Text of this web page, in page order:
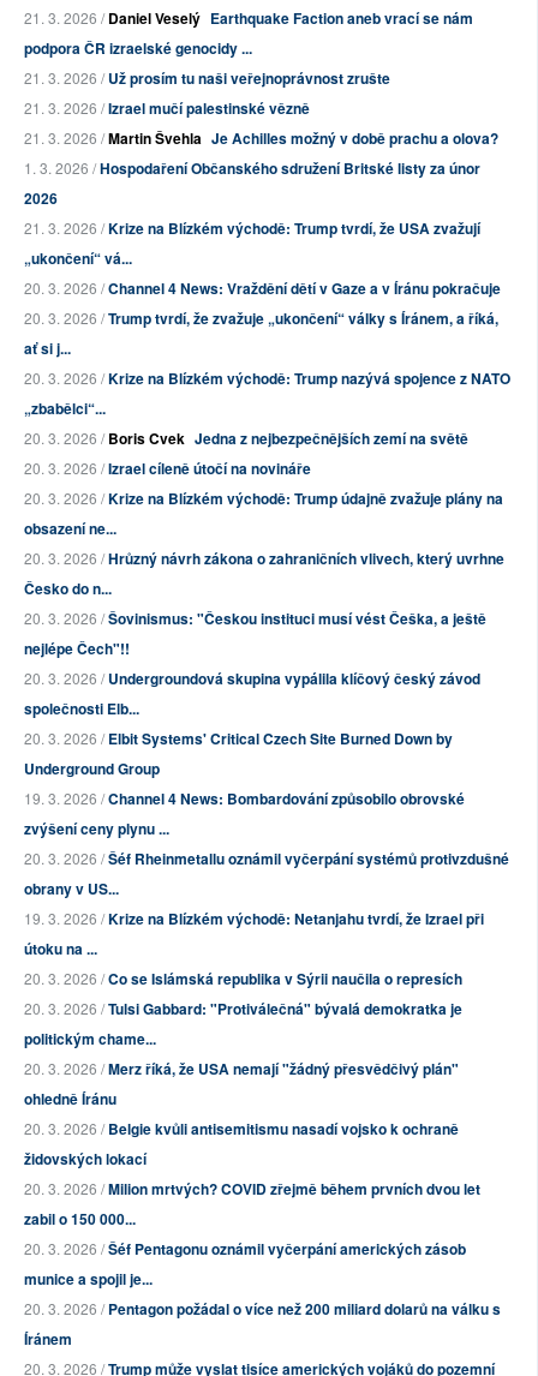
21. 3. 2026 /Daniel Veselý Earthquake Faction aneb vrací se nám
podpora ČR izraelské genocidy ...
21. 3. 2026 /Už prosím tu naši veřejnoprávnost zrušte
21. 3. 2026 /Izrael mučí palestinské vězně
21. 3. 2026 /Martin Švehla Je Achilles možný v době prachu a olova?
1. 3. 2026 /Hospodaření Občanského sdružení Britské listy za únor
2026
21. 3. 2026 /Krize na Blízkém východě: Trump tvrdí, že USA zvažují
„ukončení“ vá...
20. 3. 2026 /Channel 4 News: Vraždění dětí v Gaze a v Íránu pokračuje
20. 3. 2026 /Trump tvrdí, že zvažuje „ukončení“ války s Íránem, a říká,
ať si j...
20. 3. 2026 /Krize na Blízkém východě: Trump nazývá spojence z NATO
„zbabělci“...
20. 3. 2026 /Boris Cvek Jedna z nejbezpečnějších zemí na světě
20. 3. 2026 /Izrael cíleně útočí na novináře
20. 3. 2026 /Krize na Blízkém východě: Trump údajně zvažuje plány na
obsazení ne...
20. 3. 2026 /Hrůzný návrh zákona o zahraničních vlivech, který uvrhne
Česko do n...
20. 3. 2026 /Šovinismus: "Českou instituci musí vést Češka, a ještě
nejlépe Čech"!!
20. 3. 2026 /Undergroundová skupina vypálila klíčový český závod
společnosti Elb...
20. 3. 2026 /Elbit Systems' Critical Czech Site Burned Down by
Underground Group
19. 3. 2026 /Channel 4 News: Bombardování způsobilo obrovské
zvýšení ceny plynu ...
20. 3. 2026 /Šéf Rheinmetallu oznámil vyčerpání systémů protivzdušné
obrany v US...
19. 3. 2026 /Krize na Blízkém východě: Netanjahu tvrdí, že Izrael při
útoku na ...
20. 3. 2026 /Co se Islámská republika v Sýrii naučila o represích
20. 3. 2026 /Tulsi Gabbard: "Protiválečná" bývalá demokratka je
politickým chame...
20. 3. 2026 /Merz říká, že USA nemají "žádný přesvědčivý plán"
ohledně Íránu
20. 3. 2026 /Belgie kvůli antisemitismu nasadí vojsko k ochraně
židovských lokací
20. 3. 2026 /Milion mrtvých? COVID zřejmě během prvních dvou let
zabil o 150 000...
20. 3. 2026 /Šéf Pentagonu oznámil vyčerpání amerických zásob
munice a spojil je...
20. 3. 2026 /Pentagon požádal o více než 200 miliard dolarů na válku s
Íránem
20. 3. 2026 /Trump může vyslat tisíce amerických vojáků do pozemní